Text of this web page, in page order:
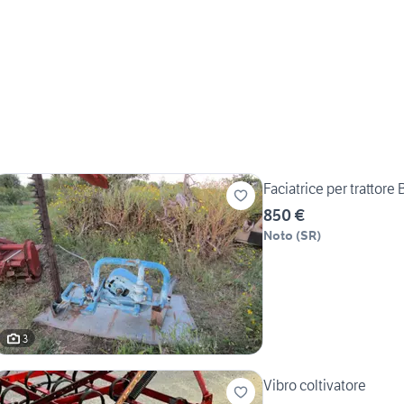
3
Faciatrice per trattore
850 €
Noto (SR)
Vibro coltivatore